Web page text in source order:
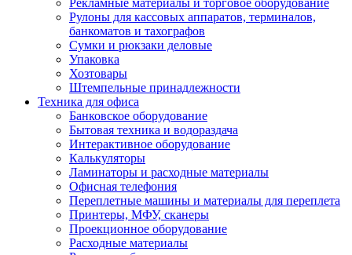
Рекламные материалы и торговое оборудование
Рулоны для кассовых аппаратов, терминалов,
банкоматов и тахографов
Сумки и рюкзаки деловые
Упаковка
Хозтовары
Штемпельные принадлежности
Техника для офиса
Банковское оборудование
Бытовая техника и водораздача
Интерактивное оборудование
Калькуляторы
Ламинаторы и расходные материалы
Офисная телефония
Переплетные машины и материалы для переплета
Принтеры, МФУ, сканеры
Проекционное оборудование
Расходные материалы